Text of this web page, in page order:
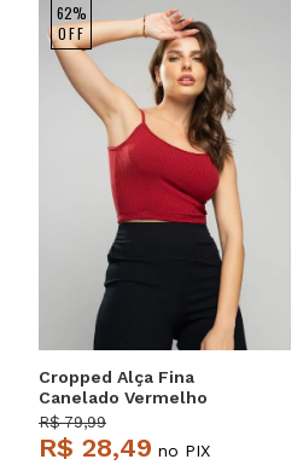
62%
OFF
Cropped Alça Fina
Canelado Vermelho
Salvatore
R$ 79,99
R$ 28,49 no PIX